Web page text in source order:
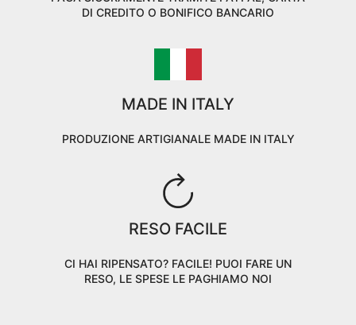
DI CREDITO O BONIFICO BANCARIO
MADE IN ITALY
PRODUZIONE ARTIGIANALE MADE IN ITALY
RESO FACILE
CI HAI RIPENSATO? FACILE! PUOI FARE UN
RESO, LE SPESE LE PAGHIAMO NOI